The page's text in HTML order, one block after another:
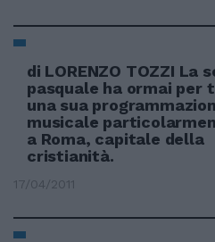
di LORENZO TOZZI La
pasquale ha ormai per
una sua
musicale
a Roma, capitale della
cristianità.
17/04/2011